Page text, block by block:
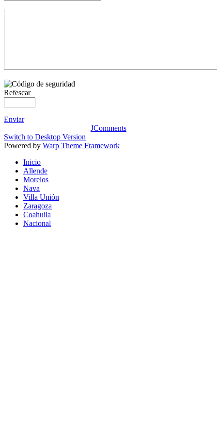
Refescar
Enviar
JComments
Switch to Desktop Version
Powered by Warp Theme Framework
Inicio
Allende
Morelos
Nava
Villa Unión
Zaragoza
Coahuila
Nacional